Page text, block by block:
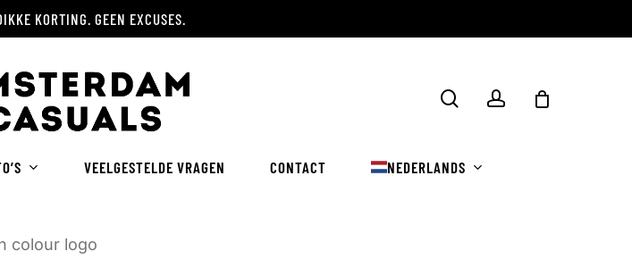
KORTING. GEEN EXCUSES.
VEELGESTELDE VRAGEN CONTACT NEDERLANDS
Winkelwagen
colour logo